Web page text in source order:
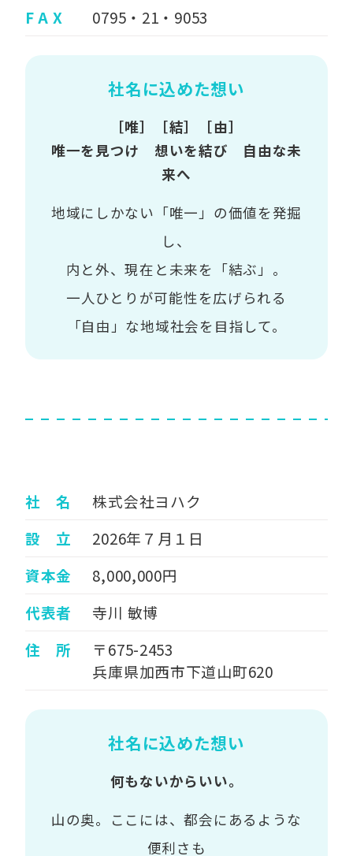
F A X
0795・21・9053
社名に込めた想い
［唯］［結］［由］
唯一を見つけ 想いを結び 自由な未
来へ
地域にしかない「唯一」の価値を発掘
し、
内と外、現在と未来を「結ぶ」。
一人ひとりが可能性を広げられる
「自由」な地域社会を目指して。
社 名
株式会社ヨハク
設 立
2026年７月１日
資本金
8,000,000円
代表者
寺川 敏博
住 所
〒675-2453
兵庫県加西市下道山町620
社名に込めた想い
何もないからいい。
山の奥。ここには、都会にあるような
便利さも